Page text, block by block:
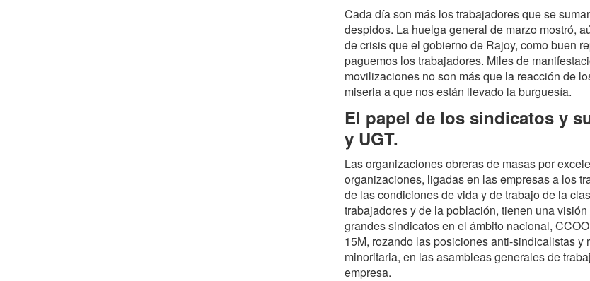
Cada día son más los trabajadores que se
despidos. La huelga general de marzo mostró,
de crisis que el gobierno de Rajoy, como buen
paguemos los trabajadores. Miles de
movilizaciones no son más que la reacción de
miseria a que nos están llevado la burguesía.
El papel de los sindicatos y
y UGT.
Las organizaciones obreras de masas por
organizaciones, ligadas en las empresas a los
de las condiciones de vida y de trabajo de la
trabajadores y de la población, tienen una
grandes sindicatos en el ámbito nacional,
15M, rozando las posiciones anti-sindicalistas
minoritaria, en las asambleas generales de
empresa.